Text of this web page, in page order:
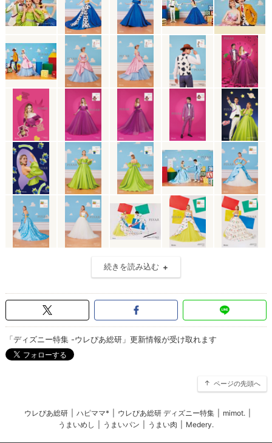
続きを読み込む
「ディズニー特集 -ウレぴあ総研」更新情報が受け取れます
ページの先頭へ
ウレぴあ総研 ハピママ* ウレぴあ総研 ディズニー特集 mimot.
うまいめし
うまいパン うまい肉 Medery.